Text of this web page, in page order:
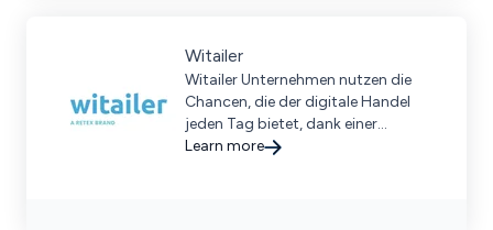
Witailer
Witailer Unternehmen nutzen die
Chancen, die der digitale Handel
jeden Tag bietet, dank einer
Mischung aus Erfahrung und
Learn more